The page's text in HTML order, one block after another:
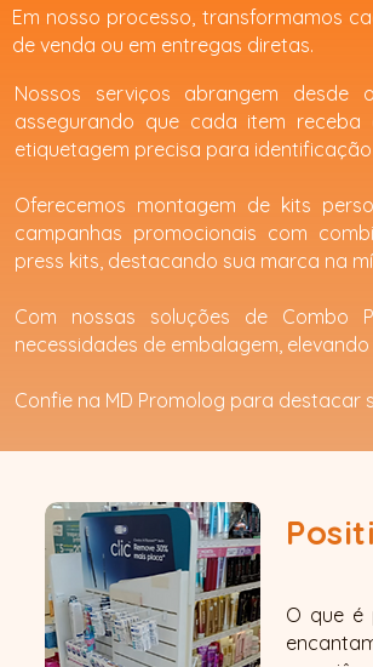
Em nosso processo, transformamos
de venda ou em entregas diretas.
Nossos serviços abrangem desde
assegurando que cada item
etiquetagem precisa para
Oferecemos montagem de kits
campanhas promocionais com
press kits, destacando sua marca na
Com nossas soluções de Combo
necessidades de embalagem,
Confie na MD Promolog para destacar
O que é